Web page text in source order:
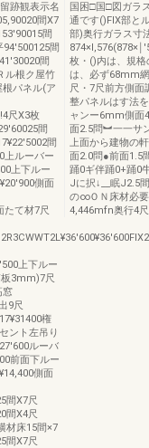
跡観表示名
間X7
間
間
間
ル根ク屋竹
根パネル(ア
尺X3枚
間
間
上ルーバー
上下ルー
側面
たて材7尺
上下ルー
板3mm)7尺
窓
9尺
権
ント左吊り
ルーバ
前面下ルー
側面
間X7尺
間X4尺
材床15間×7
間X7尺
国困□国□図ガラ
通です()FIX部と
部)奥行ガラス寸
874×l,576(878×￨
枚・()内は、規
は、必ず68mm
尺・7尺前方側面
整パネルはす法
ャンー6mm側
面2.5問︼一一サ
上面から建物の
面2.0問●前面1.5
踊0ギ伴踊0+踊0
Jに択↓__眠J2.5
の∞ＯＮ床材必要
4,446mfn奥行4